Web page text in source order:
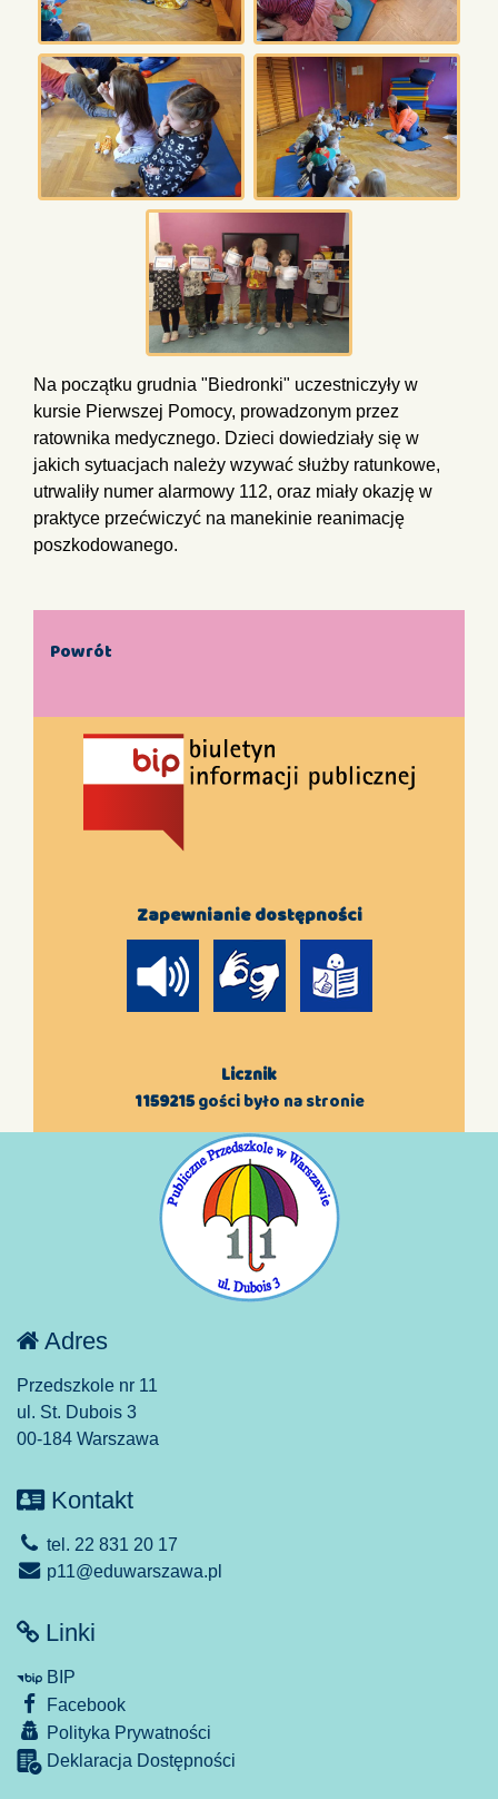
Na początku grudnia "Biedronki" uczestniczyły w
kursie Pierwszej Pomocy, prowadzonym przez
ratownika medycznego. Dzieci dowiedziały się w
jakich sytuacjach należy wzywać służby ratunkowe,
utrwaliły numer alarmowy 112, oraz miały okazję w
praktyce przećwiczyć na manekinie reanimację
poszkodowanego.
Powrót
Zapewnianie dostępności
Licznik
1159215gości było na stronie
Adres
Przedszkole nr 11
ul. St. Dubois 3
00-184 Warszawa
Kontakt
tel. 22 831 20 17
p11@eduwarszawa.pl
Linki
BIP
Facebook
Polityka Prywatności
Deklaracja Dostępności